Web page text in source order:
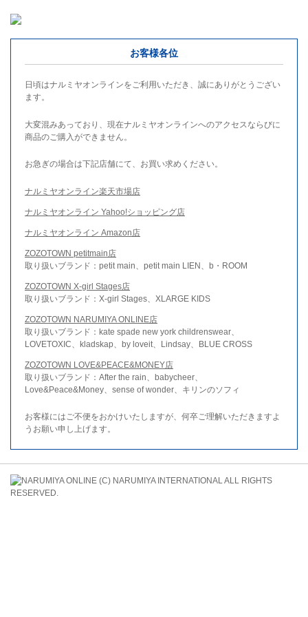
お客様各位
日頃はナルミヤオンラインをご利用いただき、誠にありがとうござい
ます。
大変混みあっており、現在ナルミヤオンラインへのアクセスならびに
商品のご購入ができません。
お急ぎの場合は下記店舗にて、お買い求めください。
ナルミヤオンライン楽天市場店
ナルミヤオンライン Yahoo!ショッピング店
ナルミヤオンライン Amazon店
ZOZOTOWN petitmain店
取り扱いブランド：petit main、petit main LIEN、b・ROOM
ZOZOTOWN X-girl Stages店
取り扱いブランド：X-girl Stages、XLARGE KIDS
ZOZOTOWN NARUMIYA ONLINE店
取り扱いブランド：kate spade new york childrenswear、
LOVETOXIC、kladskap、by loveit、Lindsay、BLUE CROSS
ZOZOTOWN LOVE&PEACE&MONEY店
取り扱いブランド：After the rain、babycheer、
Love&Peace&Money、sense of wonder、キリンのソフィ
お客様にはご不便をおかけいたしますが、何卒ご理解いただきますよ
うお願い申し上げます。